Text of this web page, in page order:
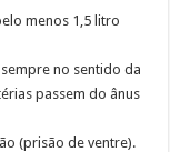
menos 1,5 litro
no sentido da
passem do ânus
(prisão de ventre).